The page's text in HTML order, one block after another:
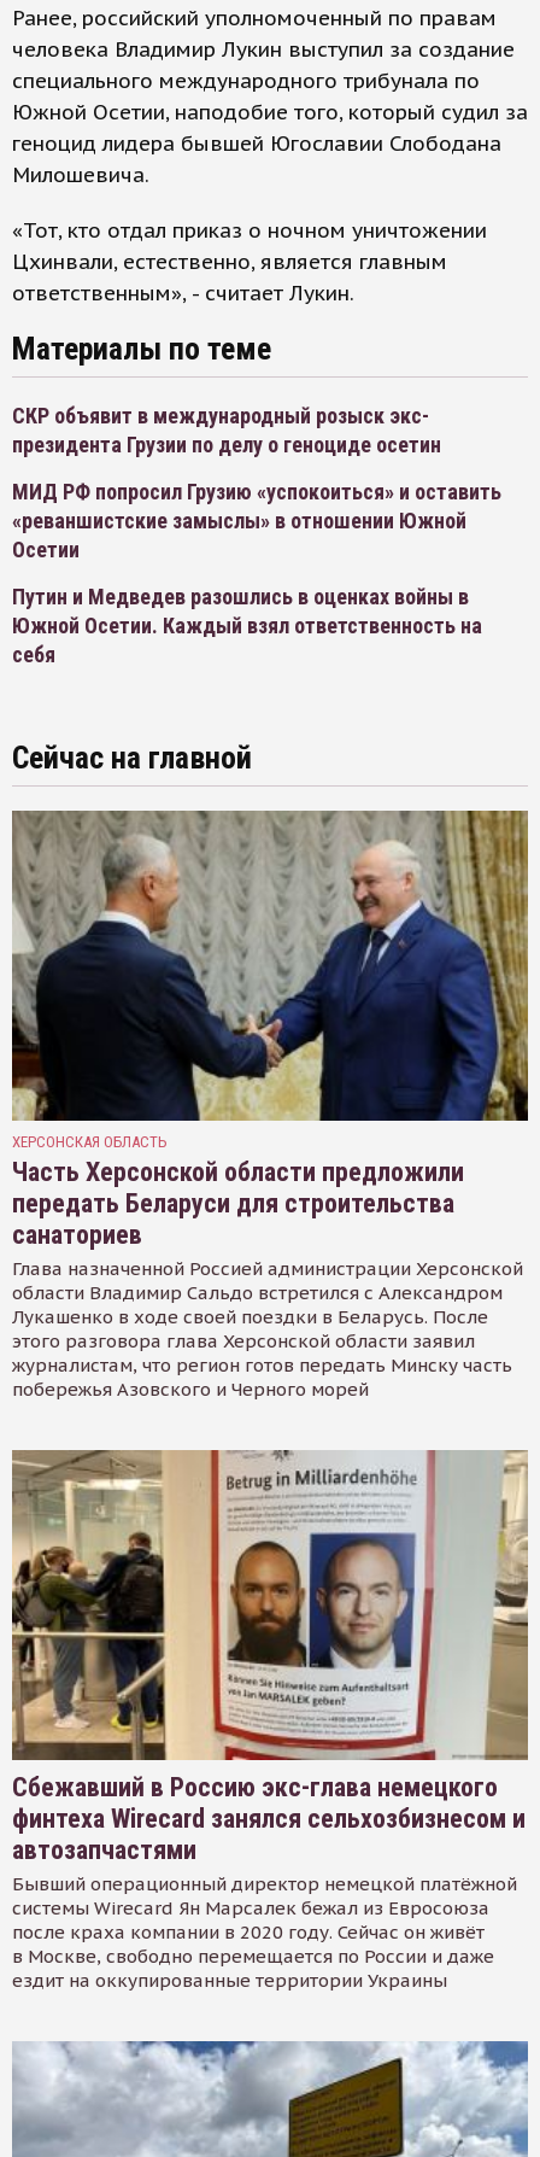
Ранее, российский уполномоченный по правам
человека Владимир Лукин выступил за создание
специального международного трибунала по
Южной Осетии, наподобие того, который судил за
геноцид лидера бывшей Югославии Слободана
Милошевича.
«Тот, кто отдал приказ о ночном уничтожении
Цхинвали, естественно, является главным
ответственным», - считает Лукин.
Материалы по теме
СКР объявит в международный розыск экс-
президента Грузии по делу о геноциде осетин
МИД РФ попросил Грузию «успокоиться» и оставить
«реваншистские замыслы» в отношении Южной
Осетии
Путин и Медведев разошлись в оценках войны в
Южной Осетии. Каждый взял ответственность на
себя
Сейчас на главной
ХЕРСОНСКАЯ ОБЛАСТЬ
Часть Херсонской области предложили
передать Беларуси для строительства
санаториев
Глава назначенной Россией администрации Херсонской
области Владимир Сальдо встретился с Александром
Лукашенко в ходе своей поездки в Беларусь. После
этого разговора глава Херсонской области заявил
журналистам, что регион готов передать Минску часть
побережья Азовского и Черного морей
Сбежавший в Россию экс-глава немецкого
финтеха Wirecard занялся сельхозбизнесом и
автозапчастями
Бывший операционный директор немецкой платёжной
системы Wirecard Ян Марсалек бежал из Евросоюза
после краха компании в 2020 году. Сейчас он живёт
в Москве, свободно перемещается по России и даже
ездит на оккупированные территории Украины